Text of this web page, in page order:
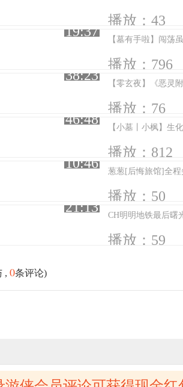
播放：43
19:37
【墓有手啦】闯荡
播放：796
38:23
【零玄夜】《恶灵
播放：76
46:48
【小墓丨小枫】生
播放：812
10:46
葱葱[后悔旅馆]全程
播放：50
21:13
CH明明地铁最后曙
播放：59
, 0条评论)